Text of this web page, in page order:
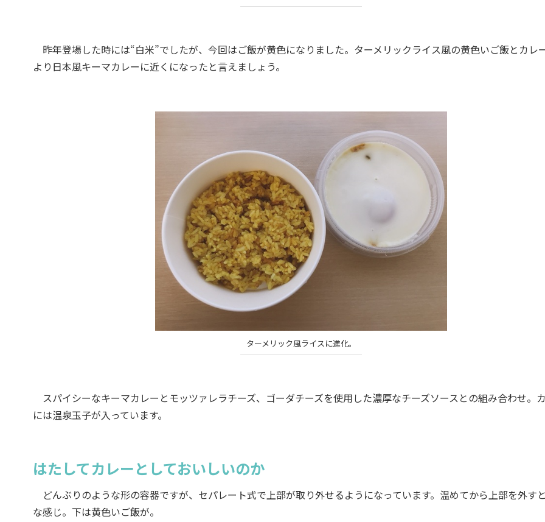
昨年登場した時には“白米”でしたが、今回はご飯が黄色になりました。ターメリックライス風の黄色いご飯とカレ
より日本風キーマカレーに近くになったと言えましょう。
ターメリック風ライスに進化。
スパイシーなキーマカレーとモッツァレラチーズ、ゴーダチーズを使用した濃厚なチーズソースとの組み合わせ。
には温泉玉子が入っています。
はたしてカレーとしておいしいのか
どんぶりのような形の容器ですが、セパレート式で上部が取り外せるようになっています。温めてから上部を外す
な感じ。下は黄色いご飯が。